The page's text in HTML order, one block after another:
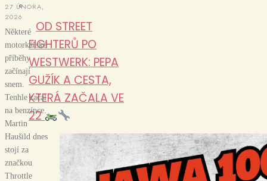
OD STREET
FIGHTERŮ PO
WESTWERK: PEPA
GUŽÍK A CESTA,
KTERÁ ZAČALA VE
22
27 ÚNORA,
2026
Některé
motorkářské
příběhy
začínají
snem.
Tenhle začal
na benzínce.
Martin
Haušild dnes
stojí za
značkou
Throttle